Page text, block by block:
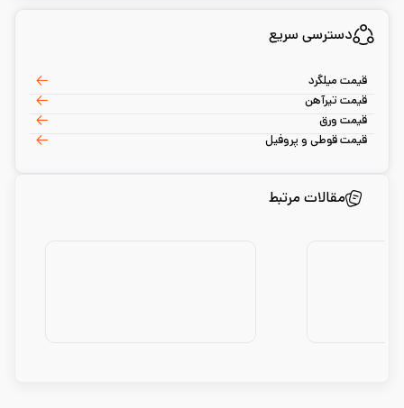
دسترسی سریع
قیمت میلگرد
قیمت تیرآهن
قیمت ورق
قیمت قوطی و پروفیل
مقالات مرتبط